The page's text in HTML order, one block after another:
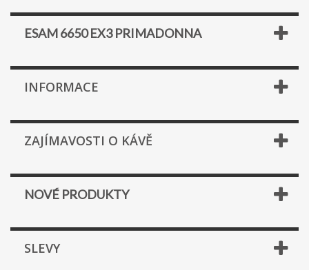
ESAM 6650 EX3 PRIMADONNA
INFORMACE
ZAJÍMAVOSTI O KÁVĚ
NOVÉ PRODUKTY
SLEVY